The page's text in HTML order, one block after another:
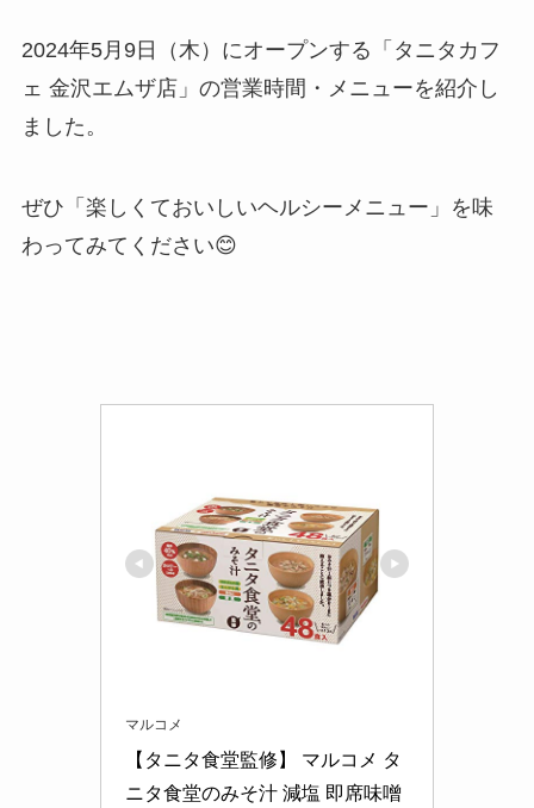
2024年5月9日（木）にオープンする「タニタカフ
ェ 金沢エムザ店」の営業時間・メニューを紹介し
ました。
ぜひ「楽しくておいしいヘルシーメニュー」を味
わってみてください😊
マルコメ
【タニタ食堂監修】 マルコメ タ
ニタ食堂のみそ汁 減塩 即席味噌